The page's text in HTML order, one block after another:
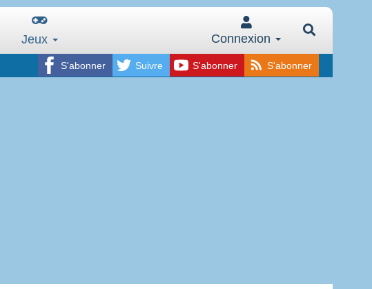
Jeux Connexion
S'abonner Suivre S'abonner S'abonner